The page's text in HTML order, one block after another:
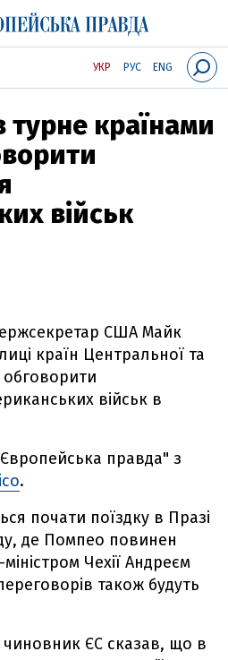
УКР РУС ENG
турне країнами
військ
США Майк
країн Центральної та
військ в
правда" з
.
почати поїздку в Празі
де Помпео повинен
Чехії Андреєм
також будуть
ЄС сказав, що в